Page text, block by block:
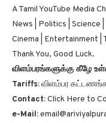
A Tamil YouTube Media
News | Politics | Science
Cinema | Entertainment |
Thank You, Good Luck.
விளம்பரங்களுக்கு கீழே
Tariffs:விளம்பர
Contact:Click Here to
e-Mail: